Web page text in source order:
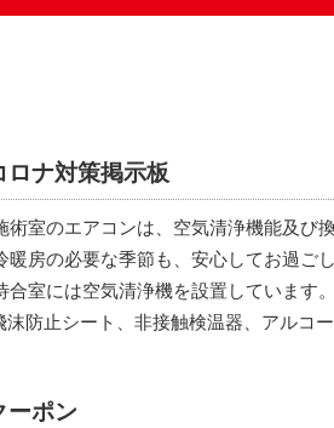
ロナ対策掲示板
術室のエアコンは、空気清浄機能及び
暖房の必要な季節も、安心してお過ご
合室には空気清浄機を設置しています。
防止シート、非接触検温器、アルコ
ーポン